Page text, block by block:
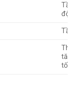
Tần
tốc